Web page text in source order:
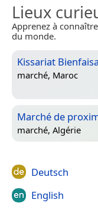
Lieux
Apprenez à
du monde.
Kissariat
marché, Maroc
Marché de
marché, Algérie
Deutsch
English